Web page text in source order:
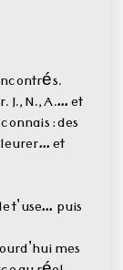
J., N., A.… et
: des
et
t’use… puis
mes